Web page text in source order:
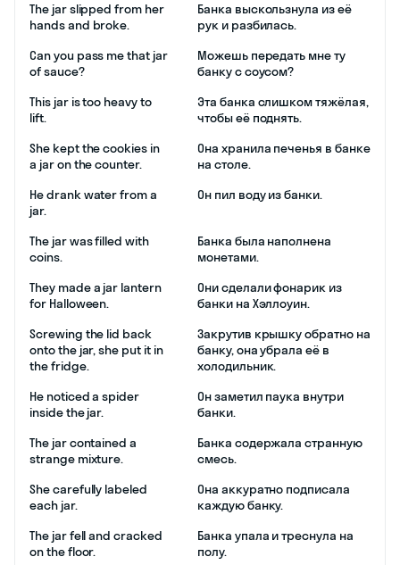
The jar slipped from her
hands and broke.
Банка выскользнула из её
рук и разбилась.
Can you pass me that jar
of sauce?
Можешь передать мне ту
банку с соусом?
This jar is too heavy to
lift.
Эта банка слишком тяжёлая,
чтобы её поднять.
She kept the cookies in
a jar on the counter.
Она хранила печенья в банке
на столе.
He drank water from a
jar.
Он пил воду из банки.
The jar was filled with
coins.
Банка была наполнена
монетами.
They made a jar lantern
for Halloween.
Они сделали фонарик из
банки на Хэллоуин.
Screwing the lid back
onto the jar, she put it in
the fridge.
Закрутив крышку обратно на
банку, она убрала её в
холодильник.
He noticed a spider
inside the jar.
Он заметил паука внутри
банки.
The jar contained a
strange mixture.
Банка содержала странную
смесь.
She carefully labeled
each jar.
Она аккуратно подписала
каждую банку.
The jar fell and cracked
on the floor.
Банка упала и треснула на
полу.